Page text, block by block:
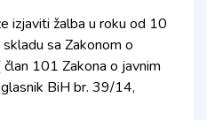
izjaviti žalba u roku od 10
sa Zakonom o
101 Zakona o javnim
BiH br. 39/14,